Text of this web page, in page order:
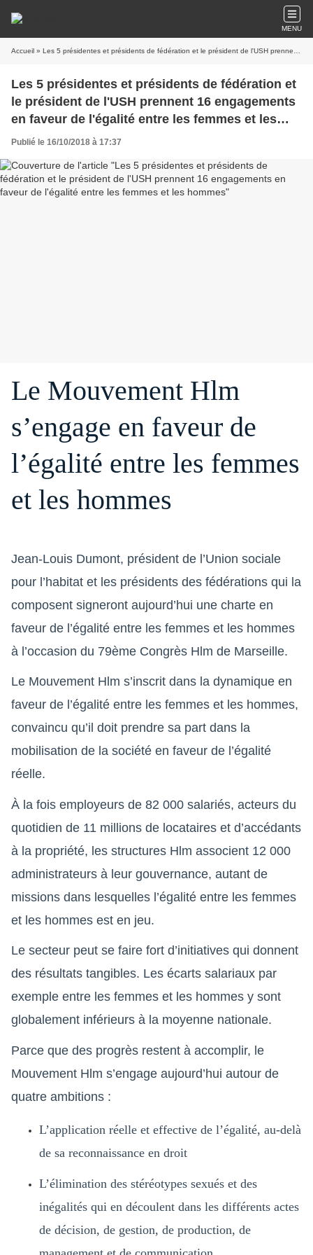
MENU
Accueil » Les 5 présidentes et présidents de fédération et le président de l'USH prennent 16 engagements en faveur de l'égalité entre les femmes et les hommes
Les 5 présidentes et présidents de fédération et
le président de l'USH prennent 16 engagements
en faveur de l'égalité entre les femmes et les
hommes
Publié le 16/10/2018 à 17:37
Le Mouvement Hlm
s’engage en faveur de
l’égalité entre les femmes
et les hommes
Jean-Louis Dumont, président de l’Union sociale
pour l’habitat et les présidents des fédérations qui la
composent signeront aujourd’hui une charte en
faveur de l’égalité entre les femmes et les hommes
à l’occasion du 79ème Congrès Hlm de Marseille.
Le Mouvement Hlm s’inscrit dans la dynamique en
faveur de l’égalité entre les femmes et les hommes,
convaincu qu’il doit prendre sa part dans la
mobilisation de la société en faveur de l’égalité
réelle.
À la fois employeurs de 82 000 salariés, acteurs du
quotidien de 11 millions de locataires et d’accédants
à la propriété, les structures Hlm associent 12 000
administrateurs à leur gouvernance, autant de
missions dans lesquelles l’égalité entre les femmes
et les hommes est en jeu.
Le secteur peut se faire fort d’initiatives qui donnent
des résultats tangibles. Les écarts salariaux par
exemple entre les femmes et les hommes y sont
globalement inférieurs à la moyenne nationale.
Parce que des progrès restent à accomplir, le
Mouvement Hlm s’engage aujourd’hui autour de
quatre ambitions :
L’application réelle et effective de l’égalité, au-delà
de sa reconnaissance en droit
L’élimination des stéréotypes sexués et des
inégalités qui en découlent dans les différents actes
de décision, de gestion, de production, de